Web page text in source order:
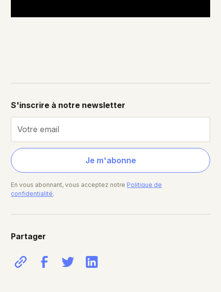
S'inscrire à notre newsletter
En vous abonnant, vous acceptez notre Politique de
confidentialité.
Partager